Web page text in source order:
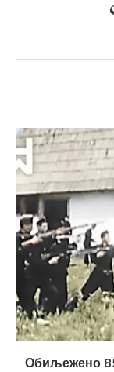
Обиљежено